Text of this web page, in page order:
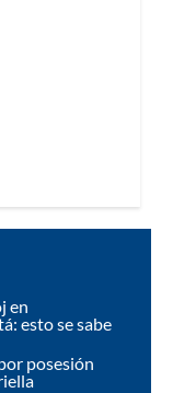
en
esto se sabe
posesión